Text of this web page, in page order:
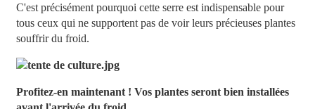
C'est précisément pourquoi cette serre est indispensable pour
tous ceux qui ne supportent pas de voir leurs précieuses plantes
souffrir du froid.
Profitez-en maintenant ! Vos plantes seront bien installées